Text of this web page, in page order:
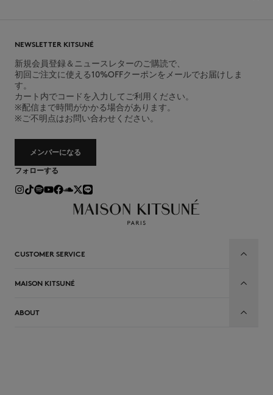
NEWSLETTER KITSUNÉ
新規会員登録＆ニュースレターのご購読で、
初回ご注文に使える10%OFFクーポンをメールでお届けしま
す。
カート内でコードを入力してご利用ください。
※配信まで時間がかかる場合があります。
※ご不明点はお問い合わせください。
メンバーになる
フォローする
CUSTOMER SERVICE
MAISON KITSUNÉ
ABOUT